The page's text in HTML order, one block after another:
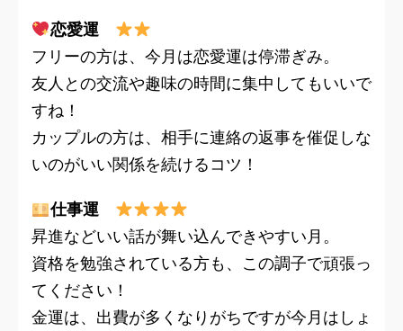
恋愛運
フリーの方は、今月は恋愛運は停滞ぎみ。
友人との交流や趣味の時間に集中してもいいで
すね！
カップルの方は、相手に連絡の返事を催促しな
いのがいい関係を続けるコツ！
仕事運
昇進などいい話が舞い込んできやすい月。
資格を勉強されている方も、この調子で頑張っ
てください！
金運は、出費が多くなりがちですが今月はしょ